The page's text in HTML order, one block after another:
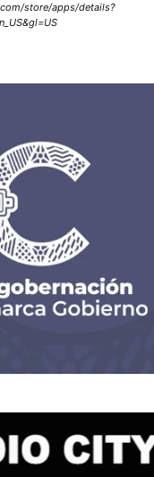
store/apps/details?